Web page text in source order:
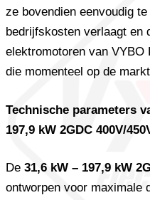
ze bovendien eenvoudig
bedrijfskosten verlaagt en
elektromotoren van
die momenteel op de
Technische parameters
197,9 kW 2GDC 400V/
De 31,6 kW – 197,9 kW
ontworpen voor maximale